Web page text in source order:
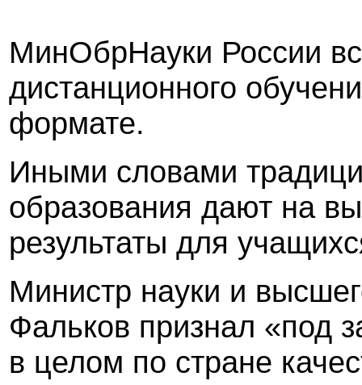
МинОбрНауки России
дистанционного
формате.
Иными словами
образования дают на
результаты для
Министр науки и
Фальков признал «под
в целом по стране